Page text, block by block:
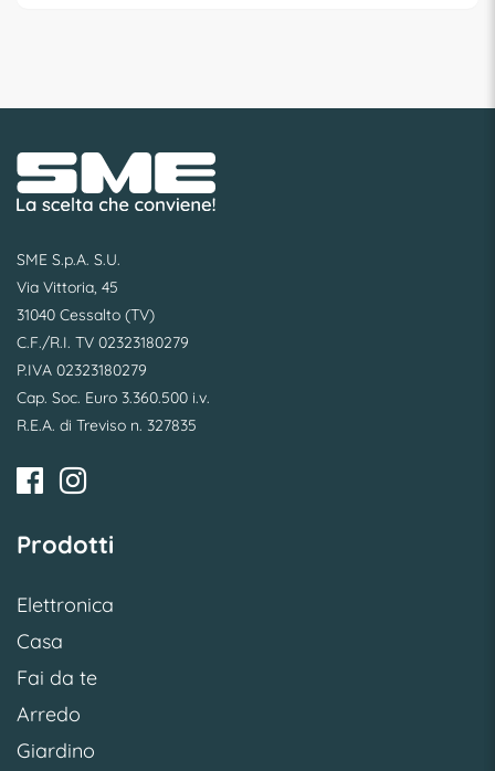
SME S.p.A. S.U.
Via Vittoria, 45
31040 Cessalto (TV)
C.F./R.I. TV 02323180279
P.IVA 02323180279
Cap. Soc. Euro 3.360.500 i.v.
R.E.A. di Treviso n. 327835
Prodotti
Elettronica
Casa
Fai da te
Arredo
Giardino